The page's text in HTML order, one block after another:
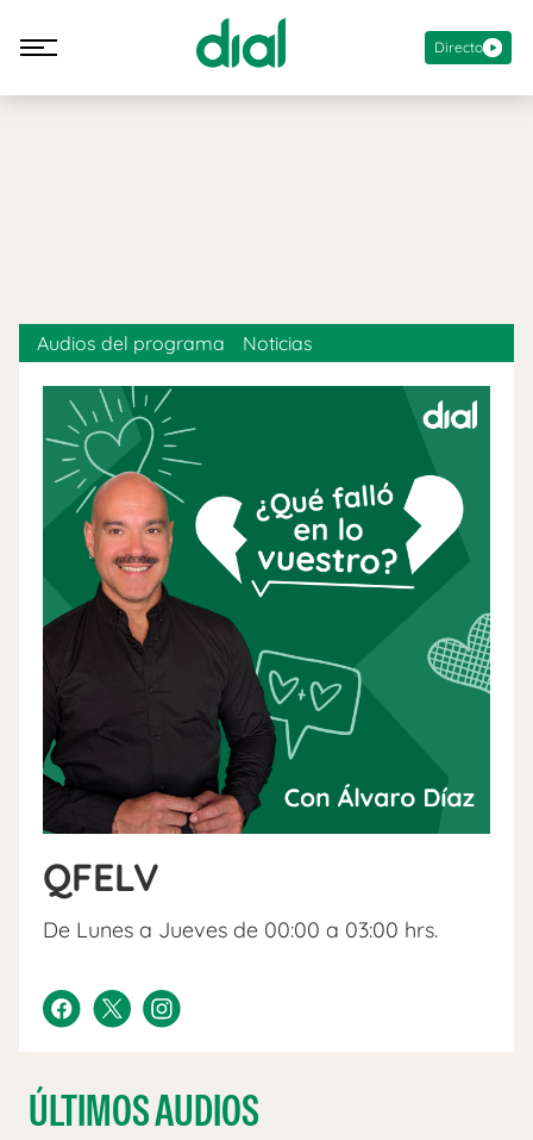
Directo
QFELV
De Lunes a Jueves de 00:00 a 03:00 hrs.
Audios del programa Noticias
ÚLTIMOS AUDIOS